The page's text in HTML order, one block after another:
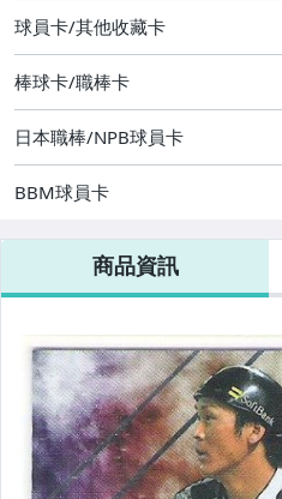
偶像、球員卡與郵幣
運動、戶外與休閒
球員卡/其他收藏卡
棒球卡/職棒卡
日本職棒/NPB球員卡
BBM球員卡
商品資訊